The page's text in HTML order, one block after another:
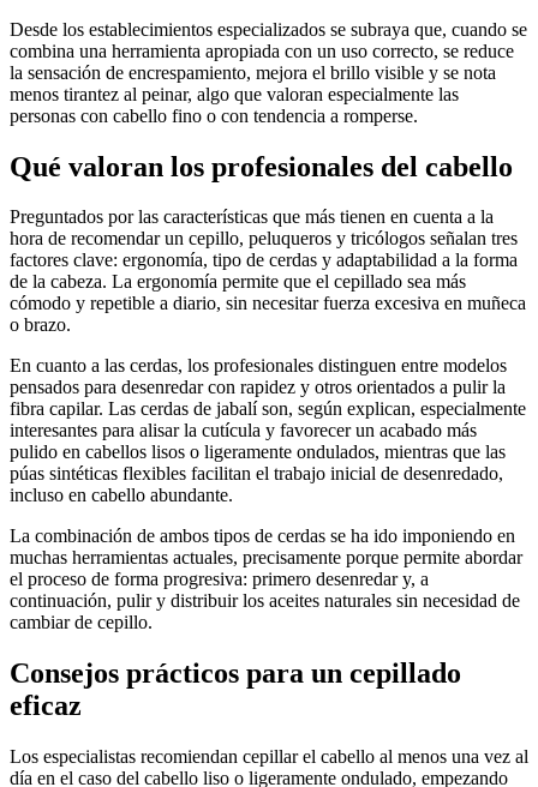
Desde los establecimientos especializados se subraya que, cuando se
combina una herramienta apropiada con un uso correcto, se reduce
la sensación de encrespamiento, mejora el brillo visible y se nota
menos tirantez al peinar, algo que valoran especialmente las
personas con cabello fino o con tendencia a romperse.
Qué valoran los profesionales del cabello
Preguntados por las características que más tienen en cuenta a la
hora de recomendar un cepillo, peluqueros y tricólogos señalan tres
factores clave: ergonomía, tipo de cerdas y adaptabilidad a la forma
de la cabeza. La ergonomía permite que el cepillado sea más
cómodo y repetible a diario, sin necesitar fuerza excesiva en muñeca
o brazo.
En cuanto a las cerdas, los profesionales distinguen entre modelos
pensados para desenredar con rapidez y otros orientados a pulir la
fibra capilar. Las cerdas de jabalí son, según explican, especialmente
interesantes para alisar la cutícula y favorecer un acabado más
pulido en cabellos lisos o ligeramente ondulados, mientras que las
púas sintéticas flexibles facilitan el trabajo inicial de desenredado,
incluso en cabello abundante.
La combinación de ambos tipos de cerdas se ha ido imponiendo en
muchas herramientas actuales, precisamente porque permite abordar
el proceso de forma progresiva: primero desenredar y, a
continuación, pulir y distribuir los aceites naturales sin necesidad de
cambiar de cepillo.
Consejos prácticos para un cepillado
eficaz
Los especialistas recomiendan cepillar el cabello al menos una vez al
día en el caso del cabello liso o ligeramente ondulado, empezando